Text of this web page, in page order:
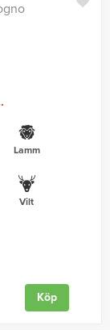
Lamm
Vilt
Köp